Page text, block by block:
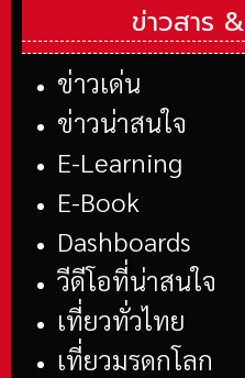
ข่าวสาร &
ข่าวเด่น
ข่าวน่าสนใจ
E-Learning
E-Book
Dashboards
วีดีโอที่น่าสนใจ
เที่ยวทั่วไทย
เที่ยวมรดกโลก